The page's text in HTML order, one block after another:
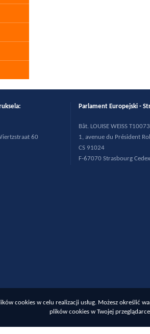
cookies w celu realizacji usług. Możesz określić
plików cookies w Twojej
60
Parlament Europejski -
Bât. LOUISE WEISS T10073
1, avenue du Président
CS 91024
F-67070 Strasbourg Cedex